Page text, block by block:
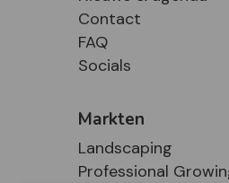
Contact
FAQ
Socials
Markten
Landscaping
Professional